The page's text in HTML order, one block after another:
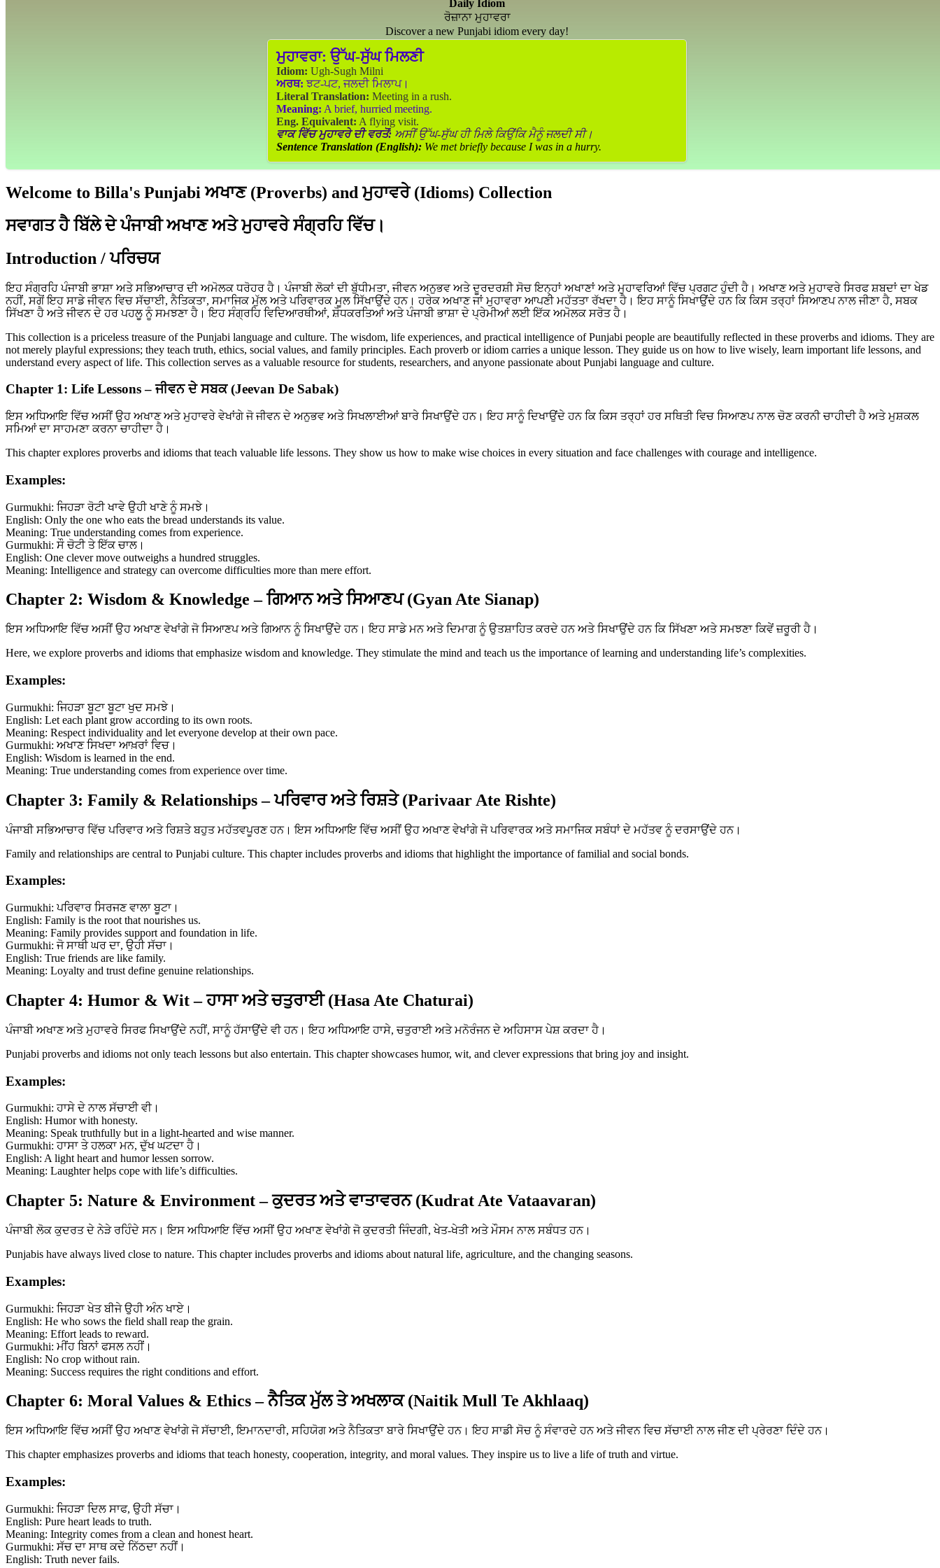
Daily Idiom
ਰੋਜ਼ਾਨਾ ਮੁਹਾਵਰਾ
Discover a new Punjabi idiom every day!
ਮੁਹਾਵਰਾ: ਉੱਘ-ਸੁੱਘ ਮਿਲਣੀ
Idiom: Ugh-Sugh Milni
ਅਰਥ: ਝਟ-ਪਟ, ਜਲਦੀ ਮਿਲਾਪ।
Literal Translation: Meeting in a rush.
Meaning: A brief, hurried meeting.
Eng. Equivalent: A flying visit.
ਵਾਕ ਵਿੱਚ ਮੁਹਾਵਰੇ ਦੀ ਵਰਤੋਂ: ਅਸੀਂ ਉੱਘ-ਸੁੱਘ ਹੀ ਮਿਲੇ ਕਿਉਂਕਿ ਮੈਨੂੰ ਜਲਦੀ ਸੀ।
Sentence Translation (English): We met briefly because I was in a hurry.
Welcome to Billa's Punjabi ਅਖਾਣ (Proverbs) and ਮੁਹਾਵਰੇ (Idioms) Collection
ਸਵਾਗਤ ਹੈ ਬਿੱਲੇ ਦੇ ਪੰਜਾਬੀ ਅਖਾਣ ਅਤੇ ਮੁਹਾਵਰੇ ਸੰਗ੍ਰਹਿ ਵਿੱਚ।
Introduction / ਪਰਿਚਯ
ਇਹ ਸੰਗ੍ਰਹਿ ਪੰਜਾਬੀ ਭਾਸ਼ਾ ਅਤੇ ਸਭਿਆਚਾਰ ਦੀ ਅਮੋਲਕ ਧਰੋਹਰ ਹੈ। ਪੰਜਾਬੀ ਲੋਕਾਂ ਦੀ ਬੁੱਧੀਮਤਾ, ਜੀਵਨ ਅਨੁਭਵ ਅਤੇ ਦੂਰਦਰਸ਼ੀ ਸੋਚ ਇਨ੍ਹਾਂ ਅਖਾਣਾਂ ਅਤੇ ਮੁਹਾਵਰਿਆਂ ਵਿੱਚ ਪ੍ਰਗਟ ਹੁੰਦੀ ਹੈ। ਅਖਾਣ ਅਤੇ ਮੁਹਾਵਰੇ ਸਿਰਫ ਸ਼ਬਦਾਂ ਦਾ ਖੇਡ
ਨਹੀਂ, ਸਗੋਂ ਇਹ ਸਾਡੇ ਜੀਵਨ ਵਿਚ ਸੱਚਾਈ, ਨੈਤਿਕਤਾ, ਸਮਾਜਿਕ ਮੁੱਲ ਅਤੇ ਪਰਿਵਾਰਕ ਮੂਲ ਸਿੱਖਾਉਂਦੇ ਹਨ। ਹਰੇਕ ਅਖਾਣ ਜਾਂ ਮੁਹਾਵਰਾ ਆਪਣੀ ਮਹੱਤਤਾ ਰੱਖਦਾ ਹੈ। ਇਹ ਸਾਨੂੰ ਸਿਖਾਉਂਦੇ ਹਨ ਕਿ ਕਿਸ ਤਰ੍ਹਾਂ ਸਿਆਣਪ ਨਾਲ ਜੀਣਾ ਹੈ, ਸਬਕ
ਸਿੱਖਣਾ ਹੈ ਅਤੇ ਜੀਵਨ ਦੇ ਹਰ ਪਹਲੂ ਨੂੰ ਸਮਝਣਾ ਹੈ। ਇਹ ਸੰਗ੍ਰਹਿ ਵਿਦਿਆਰਥੀਆਂ, ਸ਼ੋਧਕਰਤਿਆਂ ਅਤੇ ਪੰਜਾਬੀ ਭਾਸ਼ਾ ਦੇ ਪ੍ਰੇਮੀਆਂ ਲਈ ਇੱਕ ਅਮੋਲਕ ਸਰੋਤ ਹੈ।
This collection is a priceless treasure of the Punjabi language and culture. The wisdom, life experiences, and practical intelligence of Punjabi people are beautifully reflected in these proverbs and idioms. They are
not merely playful expressions; they teach truth, ethics, social values, and family principles. Each proverb or idiom carries a unique lesson. They guide us on how to live wisely, learn important life lessons, and
understand every aspect of life. This collection serves as a valuable resource for students, researchers, and anyone passionate about Punjabi language and culture.
Chapter 1: Life Lessons – ਜੀਵਨ ਦੇ ਸਬਕ (Jeevan De Sabak)
ਇਸ ਅਧਿਆਇ ਵਿੱਚ ਅਸੀਂ ਉਹ ਅਖਾਣ ਅਤੇ ਮੁਹਾਵਰੇ ਵੇਖਾਂਗੇ ਜੋ ਜੀਵਨ ਦੇ ਅਨੁਭਵ ਅਤੇ ਸਿਖਲਾਈਆਂ ਬਾਰੇ ਸਿਖਾਉਂਦੇ ਹਨ। ਇਹ ਸਾਨੂੰ ਦਿਖਾਉਂਦੇ ਹਨ ਕਿ ਕਿਸ ਤਰ੍ਹਾਂ ਹਰ ਸਥਿਤੀ ਵਿਚ ਸਿਆਣਪ ਨਾਲ ਚੋਣ ਕਰਨੀ ਚਾਹੀਦੀ ਹੈ ਅਤੇ ਮੁਸ਼ਕਲ
ਸਮਿਆਂ ਦਾ ਸਾਹਮਣਾ ਕਰਨਾ ਚਾਹੀਦਾ ਹੈ।
This chapter explores proverbs and idioms that teach valuable life lessons. They show us how to make wise choices in every situation and face challenges with courage and intelligence.
Examples:
Gurmukhi: ਜਿਹੜਾ ਰੋਟੀ ਖਾਵੇ ਉਹੀ ਖਾਣੇ ਨੂੰ ਸਮਝੇ।
English: Only the one who eats the bread understands its value.
Meaning: True understanding comes from experience.
Gurmukhi: ਸੌ ਚੋਟੀ ਤੇ ਇੱਕ ਚਾਲ।
English: One clever move outweighs a hundred struggles.
Meaning: Intelligence and strategy can overcome difficulties more than mere effort.
Chapter 2: Wisdom & Knowledge – ਗਿਆਨ ਅਤੇ ਸਿਆਣਪ (Gyan Ate Sianap)
ਇਸ ਅਧਿਆਇ ਵਿੱਚ ਅਸੀਂ ਉਹ ਅਖਾਣ ਵੇਖਾਂਗੇ ਜੋ ਸਿਆਣਪ ਅਤੇ ਗਿਆਨ ਨੂੰ ਸਿਖਾਉਂਦੇ ਹਨ। ਇਹ ਸਾਡੇ ਮਨ ਅਤੇ ਦਿਮਾਗ ਨੂੰ ਉਤਸ਼ਾਹਿਤ ਕਰਦੇ ਹਨ ਅਤੇ ਸਿਖਾਉਂਦੇ ਹਨ ਕਿ ਸਿੱਖਣਾ ਅਤੇ ਸਮਝਣਾ ਕਿਵੇਂ ਜ਼ਰੂਰੀ ਹੈ।
Here, we explore proverbs and idioms that emphasize wisdom and knowledge. They stimulate the mind and teach us the importance of learning and understanding life’s complexities.
Examples:
Gurmukhi: ਜਿਹੜਾ ਬੂਟਾ ਬੂਟਾ ਖੁਦ ਸਮਝੇ।
English: Let each plant grow according to its own roots.
Meaning: Respect individuality and let everyone develop at their own pace.
Gurmukhi: ਅਖਾਣ ਸਿਖਦਾ ਆਖ਼ਰਾਂ ਵਿਚ।
English: Wisdom is learned in the end.
Meaning: True understanding comes from experience over time.
Chapter 3: Family & Relationships – ਪਰਿਵਾਰ ਅਤੇ ਰਿਸ਼ਤੇ (Parivaar Ate Rishte)
ਪੰਜਾਬੀ ਸਭਿਆਚਾਰ ਵਿੱਚ ਪਰਿਵਾਰ ਅਤੇ ਰਿਸ਼ਤੇ ਬਹੁਤ ਮਹੱਤਵਪੂਰਣ ਹਨ। ਇਸ ਅਧਿਆਇ ਵਿੱਚ ਅਸੀਂ ਉਹ ਅਖਾਣ ਵੇਖਾਂਗੇ ਜੋ ਪਰਿਵਾਰਕ ਅਤੇ ਸਮਾਜਿਕ ਸਬੰਧਾਂ ਦੇ ਮਹੱਤਵ ਨੂੰ ਦਰਸਾਉਂਦੇ ਹਨ।
Family and relationships are central to Punjabi culture. This chapter includes proverbs and idioms that highlight the importance of familial and social bonds.
Examples:
Gurmukhi: ਪਰਿਵਾਰ ਸਿਰਜਣ ਵਾਲਾ ਬੂਟਾ।
English: Family is the root that nourishes us.
Meaning: Family provides support and foundation in life.
Gurmukhi: ਜੋ ਸਾਥੀ ਘਰ ਦਾ, ਉਹੀ ਸੱਚਾ।
English: True friends are like family.
Meaning: Loyalty and trust define genuine relationships.
Chapter 4: Humor & Wit – ਹਾਸਾ ਅਤੇ ਚਤੁਰਾਈ (Hasa Ate Chaturai)
ਪੰਜਾਬੀ ਅਖਾਣ ਅਤੇ ਮੁਹਾਵਰੇ ਸਿਰਫ ਸਿਖਾਉਂਦੇ ਨਹੀਂ, ਸਾਨੂੰ ਹੱਸਾਉਂਦੇ ਵੀ ਹਨ। ਇਹ ਅਧਿਆਇ ਹਾਸੇ, ਚਤੁਰਾਈ ਅਤੇ ਮਨੋਰੰਜਨ ਦੇ ਅਹਿਸਾਸ ਪੇਸ਼ ਕਰਦਾ ਹੈ।
Punjabi proverbs and idioms not only teach lessons but also entertain. This chapter showcases humor, wit, and clever expressions that bring joy and insight.
Examples:
Gurmukhi: ਹਾਸੇ ਦੇ ਨਾਲ ਸੱਚਾਈ ਵੀ।
English: Humor with honesty.
Meaning: Speak truthfully but in a light-hearted and wise manner.
Gurmukhi: ਹਾਸਾ ਤੇ ਹਲਕਾ ਮਨ, ਦੁੱਖ ਘਟਦਾ ਹੈ।
English: A light heart and humor lessen sorrow.
Meaning: Laughter helps cope with life’s difficulties.
Chapter 5: Nature & Environment – ਕੁਦਰਤ ਅਤੇ ਵਾਤਾਵਰਨ (Kudrat Ate Vataavaran)
ਪੰਜਾਬੀ ਲੋਕ ਕੁਦਰਤ ਦੇ ਨੇੜੇ ਰਹਿੰਦੇ ਸਨ। ਇਸ ਅਧਿਆਇ ਵਿੱਚ ਅਸੀਂ ਉਹ ਅਖਾਣ ਵੇਖਾਂਗੇ ਜੋ ਕੁਦਰਤੀ ਜਿੰਦਗੀ, ਖੇਤ-ਖੇਤੀ ਅਤੇ ਮੌਸਮ ਨਾਲ ਸਬੰਧਤ ਹਨ।
Punjabis have always lived close to nature. This chapter includes proverbs and idioms about natural life, agriculture, and the changing seasons.
Examples:
Gurmukhi: ਜਿਹੜਾ ਖੇਤ ਬੀਜੇ ਉਹੀ ਅੰਨ ਖਾਏ।
English: He who sows the field shall reap the grain.
Meaning: Effort leads to reward.
Gurmukhi: ਮੀਂਹ ਬਿਨਾਂ ਫਸਲ ਨਹੀਂ।
English: No crop without rain.
Meaning: Success requires the right conditions and effort.
Chapter 6: Moral Values & Ethics – ਨੈਤਿਕ ਮੁੱਲ ਤੇ ਅਖਲਾਕ (Naitik Mull Te Akhlaaq)
ਇਸ ਅਧਿਆਇ ਵਿੱਚ ਅਸੀਂ ਉਹ ਅਖਾਣ ਵੇਖਾਂਗੇ ਜੋ ਸੱਚਾਈ, ਇਮਾਨਦਾਰੀ, ਸਹਿਯੋਗ ਅਤੇ ਨੈਤਿਕਤਾ ਬਾਰੇ ਸਿਖਾਉਂਦੇ ਹਨ। ਇਹ ਸਾਡੀ ਸੋਚ ਨੂੰ ਸੰਵਾਰਦੇ ਹਨ ਅਤੇ ਜੀਵਨ ਵਿਚ ਸੱਚਾਈ ਨਾਲ ਜੀਣ ਦੀ ਪ੍ਰੇਰਣਾ ਦਿੰਦੇ ਹਨ।
This chapter emphasizes proverbs and idioms that teach honesty, cooperation, integrity, and moral values. They inspire us to live a life of truth and virtue.
Examples:
Gurmukhi: ਜਿਹੜਾ ਦਿਲ ਸਾਫ, ਉਹੀ ਸੱਚਾ।
English: Pure heart leads to truth.
Meaning: Integrity comes from a clean and honest heart.
Gurmukhi: ਸੱਚ ਦਾ ਸਾਥ ਕਦੇ ਨਿੱਠਦਾ ਨਹੀਂ।
English: Truth never fails.